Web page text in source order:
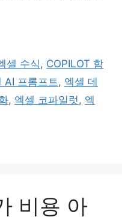
셀 수식 , COPILOT 함
AI 프롬프트 , 엑셀 데
, 엑셀 코파일럿 , 엑
비용 아